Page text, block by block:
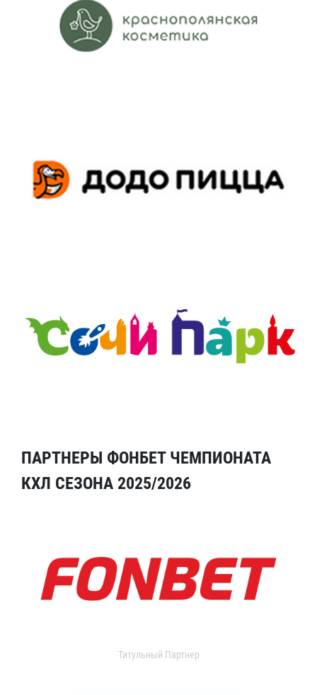
ПАРТНЕРЫ ФОНБЕТ ЧЕМПИОНАТА
КХЛ СЕЗОНА 2025/2026
Титульный Партнер